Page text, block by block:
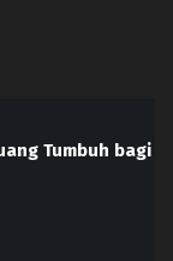
Tumbuh bagi